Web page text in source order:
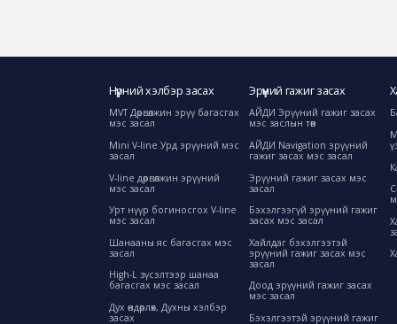
Нүүрний хэлбэр засах
MVT Дөрвөлжин эрүү багасгах
мэс засал
Mini V-line Урд эрүүний мэс
засал
V-line дөрвөлжин эрүүний
мэс засал
Урт нүүр богиносгох V-line
мэс засал
Шанааны яс багасгах мэс
засал
High-L зүсэлтээр шанаа
багасгах мэс засал
Дух өндөрлөх, Духны хэлбэр
засах
Эрүүний гажиг засах
АЙДИ Эрүүний гажиг засах
мэс заслын төв
АЙДИ Navigation эрүүний
гажиг засах мэс засал
Эрүүний гажиг засах мэс
засал
Бэхэлгээгүй эрүүний гажиг
засах мэс засал
Хайлдаг бэхэлгээтэй
эрүүний гажиг засах мэс
засал
Доод эрүүний гажиг засах
мэс засал
Бэхэлгээтэй эрүүний гажиг